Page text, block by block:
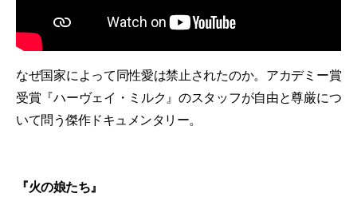
なぜ国家によって同性愛は禁止されたのか。アカデミー賞
受賞『ハーヴェイ・ミルク』のスタッフが自由と尊厳につ
いて問う傑作ドキュメンタリー。
『火の娘たち』